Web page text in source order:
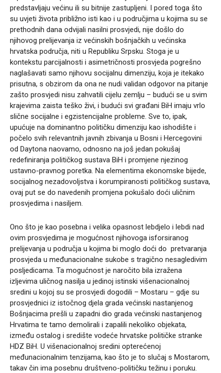
predstavljaju većinu ili su bitnije zastupljeni. I pored toga što
su uvjeti života približno isti kao i u područjima u kojima su se
prethodnih dana odvijali nasilni prosvjedi, nije došlo do
njihovog prelijevanja iz većinskih bošnjačkih u većinska
hrvatska područja, niti u Republiku Srpsku. Stoga je u
kontekstu parcijalnosti i asimetričnosti prosvjeda pogrešno
naglašavati samo njihovu socijalnu dimenziju, koja je itekako
prisutna, s obzirom da ona ne nudi validan odgovor na pitanje
zašto prosvjedi nisu zahvatili cijelu zemlju – budući se u svim
krajevima zaista teško živi, i budući svi građani BiH imaju vrlo
slične socijalne i egzistencijalne probleme. Sve to, ipak,
upućuje na dominantno političku dimenziju kao ishodište i
počelo svih relevantnih javnih zbivanja u Bosni i Hercegovini
od Daytona naovamo, odnosno na još jedan pokušaj
redefiniranja političkog sustava BiH i promjene njezinog
ustavno-pravnog poretka. Na elementima ekonomske bijede,
socijalnog nezadovoljstva i korumpiranosti političkog sustava,
ovaj put se do navedenih promjena pokušalo doći uličnim
prosvjedima i nasiljem.
Ono što je kao posebna i velika opasnost lebdjelo i lebdi nad
ovim prosvjedima je mogućnost njihovoga isforsiranog
prelijevanja u područja u kojima bi moglo doći do pretvaranja
prosvjeda u međunacionalne sukobe s tragično nesagledivim
posljedicama. Ta mogućnost je naročito bila izražena
izljevima uličnog nasilja u jedinoj istinski višenacionalnoj
sredini u kojoj su se prosvjedi dogodili – Mostaru – gdje su
prosvjednici iz istočnog djela grada većinski nastanjenog
Bošnjacima prešli u zapadni dio grada većinski nastanjenog
Hrvatima te tamo demolirali i zapalili nekoliko objekata,
između ostalog i središte vodeće hrvatske političke stranke
HDZ BiH. U višenacionalnoj sredini opterećenoj
međunacionalnim tenzijama, kao što je to slučaj s Mostarom,
takav čin ima posebnu društveno-političku težinu i poruku.